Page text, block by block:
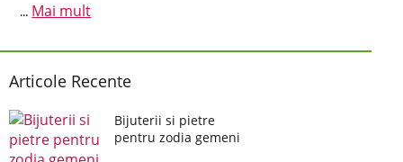
... Mai mult
Articole Recente
Bijuterii si pietre
pentru zodia gemeni